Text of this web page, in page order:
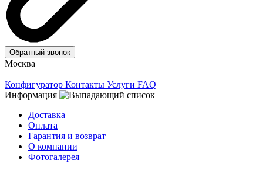
Обратный звонок
Москва
Конфигуратор Контакты Услуги FAQ
Информация
Доставка
Оплата
Гарантия и возврат
О компании
Фотогалерея